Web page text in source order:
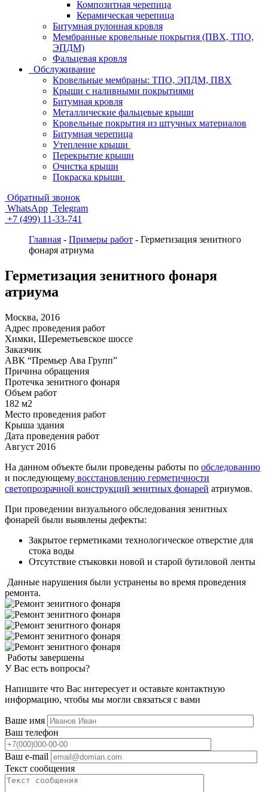
Композитная черепица
Керамическая черепица
Битумная рулонная кровля
Мембранные кровельные покрытия (ПВХ, ТПО,
ЭПДМ)
Фальцевая кровля
Обслуживание
Кровельные мембраны: ТПО, ЭПДМ, ПВХ
Крыши с наливными покрытиями
Битумная кровля
Металлические фальцевые крыши
Кровельные покрытия из штучных материалов
Битумная черепица
Утепление крыши
Перекрытие крыши
Очистка крыши
Покраска крыши
Обратный звонок
WhatsApp Telegram
+7 (499) 11-33-741
Главная - Примеры работ - Герметизация зенитного
фонаря атриума
Герметизация зенитного фонаря
атриума
Москва, 2016
Адрес проведения работ
Химки, Шереметьевское шоссе
Заказчик
АВК “Премьер Ава Групп”
Причина обращения
Протечка зенитного фонаря
Объем работ
182 м2
Место проведения работ
Крыша здания
Дата проведения работ
Август 2016
На данном объекте были проведены работы по обследованию
и последующему восстановлению герметичности
светопрозрачной конструкций зенитных фонарей атриумов.
При проведении визуального обследования зенитных
фонарей были выявлены дефекты:
Закрытое герметиками технологическое отверстие для
стока воды
Отсутствие стыковки новой и старой бутиловой ленты
Данные нарушения были устранены во время проведения
ремонта.
Работы завершены
У Вас есть вопросы?
Напишите что Вас интересует и оставьте контактную
информацию, чтобы мы могли связаться с вами
Ваше имя
Ваш телефон
Ваш e-mail
Текст сообщения